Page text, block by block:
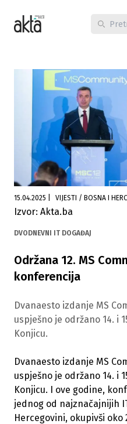
15.04.2025 VIJESTI / BOSNA I
Izvor: Akta.ba
DVODNEVNI IT DOGAĐAJ
Održana 12. MS
konferencija
Dvanaesto izdanje MS
uspješno je održano 14. i
Konjicu.
Dvanaesto izdanje MS
uspješno je održano 14. i
Konjicu. I ove godine,
jednog od najznačajnijih
Hercegovini, okupivši oko